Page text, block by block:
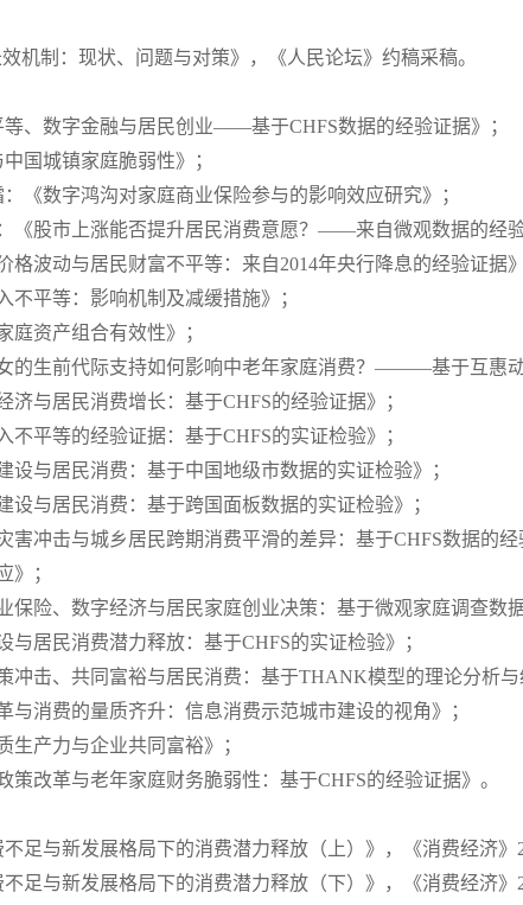
机制：现状、问题与对策》，《人民论坛》约稿采稿。
、数字金融与居民创业——基于CHFS数据的经验证据》；
国城镇家庭脆弱性》；
《数字鸿沟对家庭商业保险参与的影响效应研究》；
《股市上涨能否提升居民消费意愿？——来自微观数据的经验
波动与居民财富不平等：来自2014年央行降息的经验证据》
平等：影响机制及减缓措施》；
庭资产组合有效性》；
的生前代际支持如何影响中老年家庭消费？———基于互惠动
与居民消费增长：基于CHFS的经验证据》；
平等的经验证据：基于CHFS的实证检验》；
与居民消费：基于中国地级市数据的实证检验》；
与居民消费：基于跨国面板数据的实证检验》；
冲击与城乡居民跨期消费平滑的差异：基于CHFS数据的经
》；
险、数字经济与居民家庭创业决策：基于微观家庭调查数
居民消费潜力释放：基于CHFS的实证检验》；
冲击、共同富裕与居民消费：基于THANK模型的理论分析与
消费的量质齐升：信息消费示范城市建设的视角》；
生产力与企业共同富裕》；
改革与老年家庭财务脆弱性：基于CHFS的经验证据》。
足与新发展格局下的消费潜力释放（上）》，《消费经济》
足与新发展格局下的消费潜力释放（下）》，《消费经济》